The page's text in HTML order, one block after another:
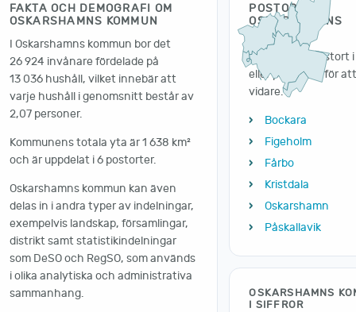
FAKTA OCH DEMOGRAFI OM
OSKARSHAMNS KOMMUN
I Oskarshamns kommun bor det
26 924 invånare fördelade på
13 036 hushåll, vilket innebär att
varje hushåll i genomsnitt består av
2,07 personer.
Kommunens totala yta är 1 638 km²
och är uppdelat i 6 postorter.
Oskarshamns kommun kan även
delas in i andra typer av indelningar,
exempelvis landskap, församlingar,
distrikt samt statistikindelningar
som DeSO och RegSO, som används
i olika analytiska och administrativa
sammanhang.
POSTORTER I
OSKARSHAMNS
KOMMUN
Klicka på en postort
eller på kartan för
vidare.
Bockara
Figeholm
Fårbo
Kristdala
Oskarshamn
Påskallavik
OSKARSHAMNS
I SIFFROR